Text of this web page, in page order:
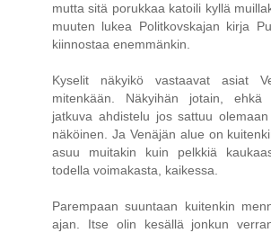
mutta sitä porukkaa katoili kyllä
muuten lukea Politkovskajan kirja
kiinnostaa enemmänkin.
Kyselit näkyikö vastaavat asiat
mitenkään. Näkyihän jotain, ehkä
jatkuva ahdistelu jos sattuu
näköinen. Ja Venäjän alue on
asuu muitakin kuin pelkkiä
todella voimakasta, kaikessa.
Parempaan suuntaan kuitenkin
ajan. Itse olin kesällä jonkun